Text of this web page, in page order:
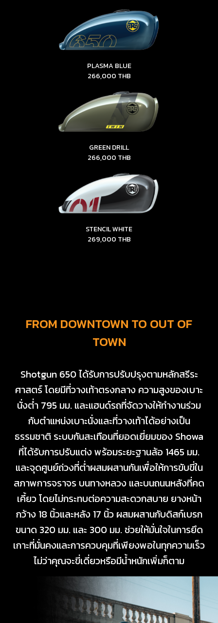
PLASMA BLUE
266,000 THB
GREEN DRILL
266,000 THB
STENCIL WHITE
269,000 THB
FROM DOWNTOWN TO OUT OF
TOWN
Shotgun 650 ได้รับการปรับปรุงตามหลักสรีระ
ศาสตร์ โดยมีที่วางเท้าตรงกลาง ความสูงของเบาะ
นั่งต่ำ 795 มม. และแฮนด์รถที่จัดวางให้ทำงานร่วม
กับตำแหน่งเบาะนั่งและที่วางเท้าได้อย่างเป็น
ธรรมชาติ ระบบกันสะเทือนที่ยอดเยี่ยมของ Showa
ที่ได้รับการปรับแต่ง พร้อมระยะฐานล้อ 1465 มม.
และจุดศูนย์ถ่วงที่ต่ำผสมผสานกันเพื่อให้การขับขี่ใน
สภาพการจราจร บนทางหลวง และบนถนนหลังที่คด
เคี้ยว โดยไม่กระทบต่อความสะดวกสบาย ยางหน้า
กว้าง 18 นิ้วและหลัง 17 นิ้ว ผสมผสานกับดิสก์เบรก
ขนาด 320 มม. และ 300 มม. ช่วยให้มั่นใจในการยึด
เกาะที่มั่นคงและการควบคุมที่เพียงพอในทุกความเร็ว
ไม่ว่าคุณจะขี่เดี่ยวหรือมีน้ำหนักเพิ่มก็ตาม